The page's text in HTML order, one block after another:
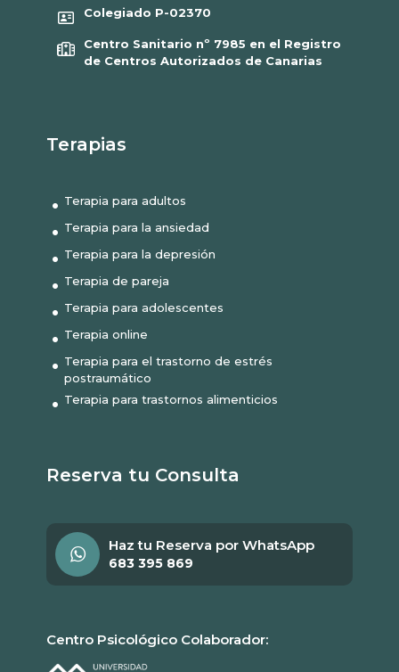
Colegiado P-02370
Centro Sanitario nº 7985 en el Registro
de Centros Autorizados de Canarias
Terapias
Terapia para adultos
Terapia para la ansiedad
Terapia para la depresión
Terapia de pareja
Terapia para adolescentes
Terapia online
Terapia para el trastorno de estrés
postraumático
Terapia para trastornos alimenticios
Reserva tu Consulta
Haz tu Reserva por WhatsApp
683 395 869
Centro Psicológico Colaborador: